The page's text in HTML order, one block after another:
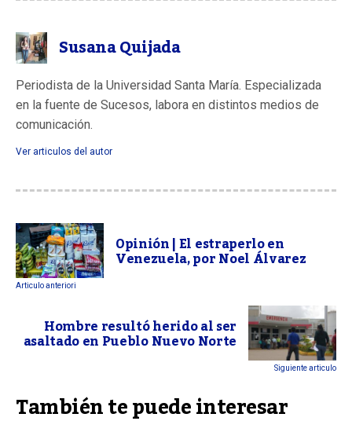
Susana Quijada
Periodista de la Universidad Santa María. Especializada
en la fuente de Sucesos, labora en distintos medios de
comunicación.
Ver articulos del autor
Opinión | El estraperlo en
Venezuela, por Noel Álvarez
Articulo anteriori
Hombre resultó herido al ser
asaltado en Pueblo Nuevo Norte
Siguiente articulo
También te puede interesar